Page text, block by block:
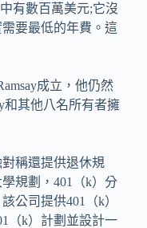
有數百萬美元;它沒
要最低的年費。這
成立，他仍然
和其他八名所有者擁
稱還提供退休規
規劃，401（k）分
公司提供401（k）
（k）計劃並設計一